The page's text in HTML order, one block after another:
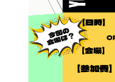
お問合わせ
日本語 中国語